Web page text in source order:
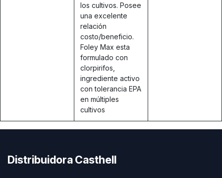
los cultivos. Posee
una excelente
relación
costo/beneficio.
Foley Max esta
formulado con
clorpirifos,
ingrediente activo
con tolerancia EPA
en múltiples
cultivos
Distribuidora Casthell